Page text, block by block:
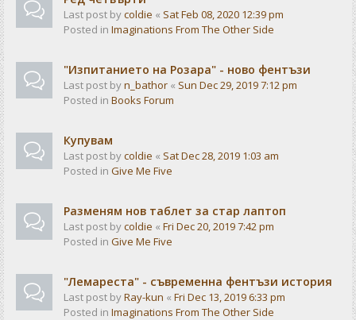
Last post bycoldie « Sat Feb 08, 2020 12:39 pm
Posted in Imaginations From The Other Side
"Изпитанието на Розара" - ново фентъзи
Last post byn_bathor « Sun Dec 29, 2019 7:12 pm
Posted in Books Forum
Купувам
Last post bycoldie « Sat Dec 28, 2019 1:03 am
Posted in Give Me Five
Разменям нов таблет за стар лаптоп
Last post bycoldie « Fri Dec 20, 2019 7:42 pm
Posted in Give Me Five
"Лемареста" - съвременна фентъзи история
Last post byRay-kun « Fri Dec 13, 2019 6:33 pm
Posted in Imaginations From The Other Side